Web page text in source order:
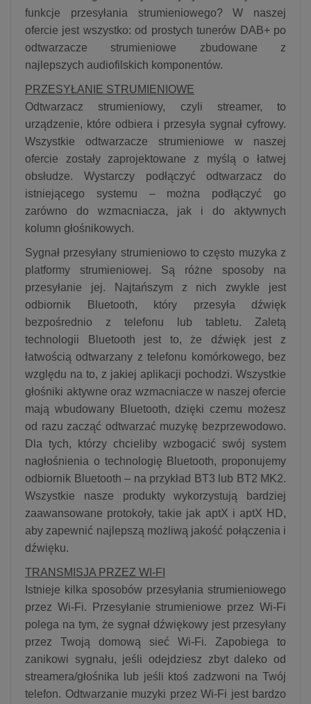
funkcje przesyłania strumieniowego? W naszej
ofercie jest wszystko: od prostych tunerów DAB+ po
odtwarzacze strumieniowe zbudowane z
najlepszych audiofilskich komponentów.
PRZESYŁANIE STRUMIENIOWE
Odtwarzacz strumieniowy, czyli streamer, to
urządzenie, które odbiera i przesyła sygnał cyfrowy.
Wszystkie odtwarzacze strumieniowe w naszej
ofercie zostały zaprojektowane z myślą o łatwej
obsłudze. Wystarczy podłączyć odtwarzacz do
istniejącego systemu – można podłączyć go
zarówno do wzmacniacza, jak i do aktywnych
kolumn głośnikowych.
Sygnał przesyłany strumieniowo to często muzyka z
platformy strumieniowej. Są różne sposoby na
przesyłanie jej. Najtańszym z nich zwykle jest
odbiornik Bluetooth, który przesyła dźwięk
bezpośrednio z telefonu lub tabletu. Zaletą
technologii Bluetooth jest to, że dźwięk jest z
łatwością odtwarzany z telefonu komórkowego, bez
względu na to, z jakiej aplikacji pochodzi. Wszystkie
głośniki aktywne oraz wzmacniacze w naszej ofercie
mają wbudowany Bluetooth, dzięki czemu możesz
od razu zacząć odtwarzać muzykę bezprzewodowo.
Dla tych, którzy chcieliby wzbogacić swój system
nagłośnienia o technologię Bluetooth, proponujemy
odbiornik Bluetooth – na przykład BT3 lub BT2 MK2.
Wszystkie nasze produkty wykorzystują bardziej
zaawansowane protokoły, takie jak aptX i aptX HD,
aby zapewnić najlepszą możliwą jakość połączenia i
dźwięku.
TRANSMISJA PRZEZ WI-FI
Istnieje kilka sposobów przesyłania strumieniowego
przez Wi-Fi. Przesyłanie strumieniowe przez Wi-Fi
polega na tym, że sygnał dźwiękowy jest przesyłany
przez Twoją domową sieć Wi-Fi. Zapobiega to
zanikowi sygnału, jeśli odejdziesz zbyt daleko od
streamera/głośnika lub jeśli ktoś zadzwoni na Twój
telefon. Odtwarzanie muzyki przez Wi-Fi jest bardzo